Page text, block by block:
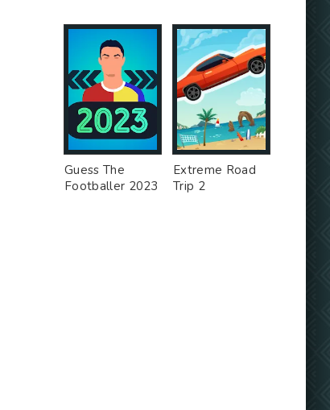
Guess The
Footballer 2023
Extreme Road
Trip 2